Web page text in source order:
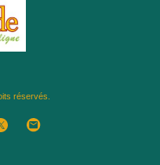
réservés.